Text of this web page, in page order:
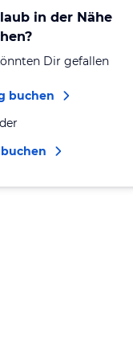
in der Nähe
Dir gefallen
buchen